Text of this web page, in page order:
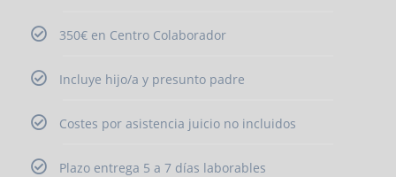
350€ en Centro Colaborador
Incluye hijo/a y presunto padre
Costes por asistencia juicio no incluidos
Plazo entrega 5 a 7 días laborables